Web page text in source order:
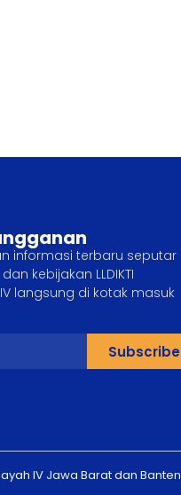
informasi terbaru seputar
kebijakan LLDIKTI
langsung di kotak masuk
Subscribe
IV Jawa Barat dan Banten